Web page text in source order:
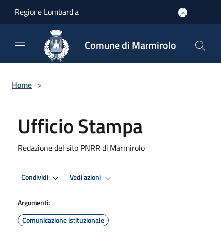
Regione Lombardia
Comune di Marmirolo
Home >
Ufficio Stampa
Redazione del sito PNRR di Marmirolo
Condividi Vedi azioni
Argomenti:
Comunicazione istituzionale